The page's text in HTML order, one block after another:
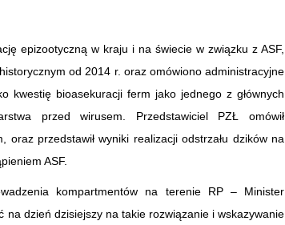
epizootyczną w kraju i na świecie w związku z ASF,
od 2014 r. oraz omówiono administracyjne
kwestię bioasekuracji ferm jako jednego z głównych
przed wirusem. Przedstawiciel PZŁ omówił
oraz przedstawił wyniki realizacji odstrzału dzików na
ASF.
kompartmentów na terenie RP – Minister
na dzień dzisiejszy na takie rozwiązanie i wskazywanie